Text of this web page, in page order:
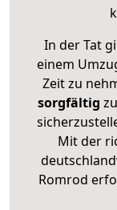
In der Tat
einem
Zeit zu
sorgfältig zu
Mit der
Romrod